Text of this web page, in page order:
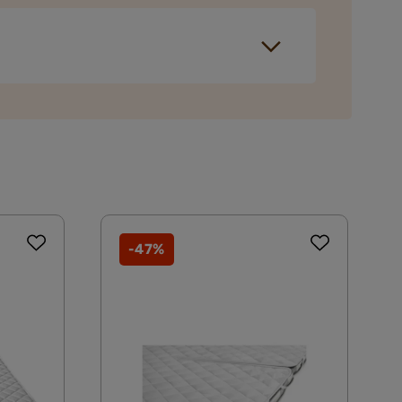
tilkommer i kassen etter du har fylt i
-47%